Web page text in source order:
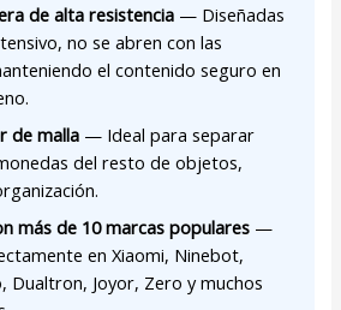
de alta resistencia — Diseñadas
no se abren con las
el contenido seguro en
de malla — Ideal para separar
del resto de objetos,
más de 10 marcas populares —
en Xiaomi, Ninebot,
Dualtron, Joyor, Zero y muchos